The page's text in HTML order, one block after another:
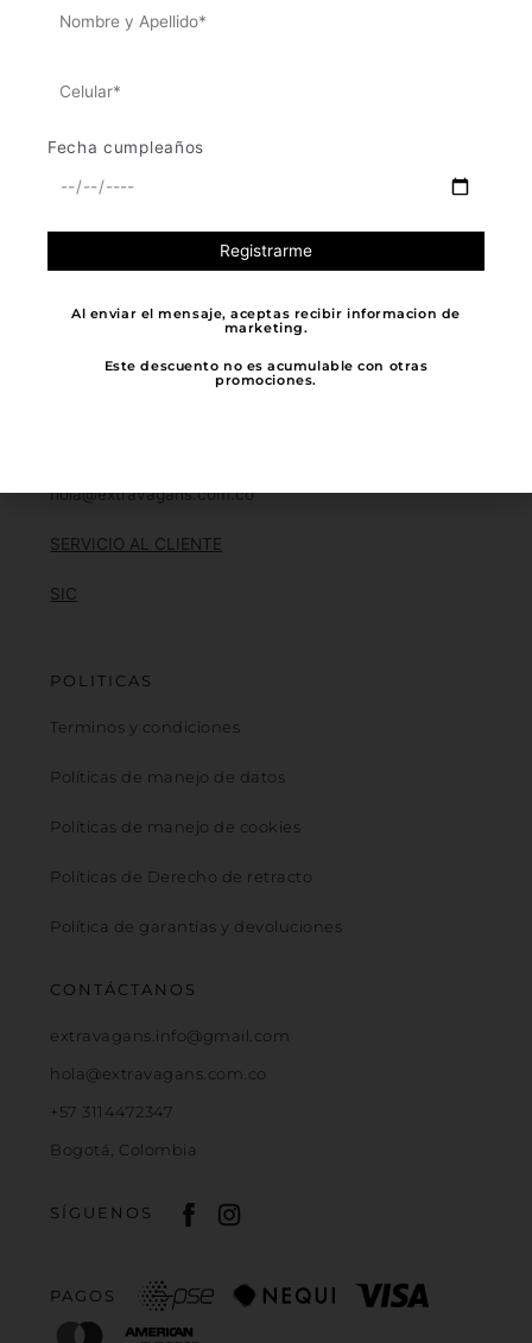
muchos otros micro empresarios, pues
nuestra manufactura es 100%
la industria Nacional!
hola@extravagans.com.co
SERVICIO AL CLIENTE
SIC
POLITICAS
Terminos y condiciones
Políticas de manejo de datos
Políticas de manejo de cookies
Políticas de Derecho de retracto
Política de garantías y devoluciones
CONTÁCTANOS
extravagans.info@gmail.com
hola@extravagans.com.co
+57 3114472347
Bogotá, Colombia
SÍGUENOS
PAGOS
Fecha cumpleaños
Al enviar el mensaje, aceptas recibir informacion de
marketing.
Este descuento no es acumulable con otras
promociones.